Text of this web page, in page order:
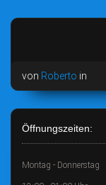
von Roberto in
Öffnungszeiten:
Montag - Donnerstag